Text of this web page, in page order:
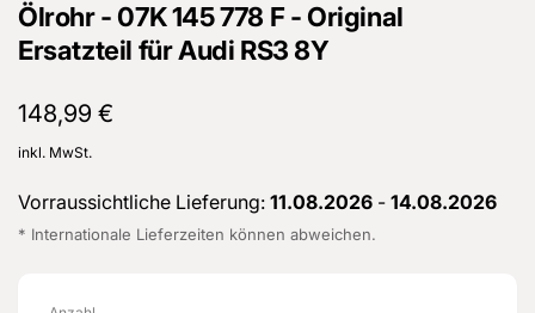
Ölrohr - 07K 145 778 F - Original
Ersatzteil für Audi RS3 8Y
Normaler
Preis
148,99 €
inkl. MwSt.
Vorraussichtliche Lieferung: 11.08.2026 - 14.08.2026
* Internationale Lieferzeiten können abweichen.